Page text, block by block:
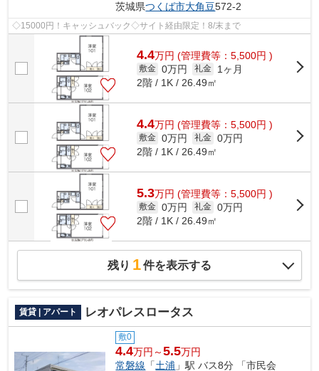
茨城県つくば市大角豆572-2
◇15000円！キャッシュバック◇サイト経由限定！8/末まで
4.4万円 (管理費等：5,500円 )
敷金 0万円 礼金
1ヶ月
2階 / 1K / 26.49㎡
4.4万円 (管理費等：5,500円 )
敷金 0万円 礼金 0万円
2階 / 1K / 26.49㎡
5.3万円 (管理費等：5,500円 )
敷金 0万円 礼金 0万円
2階 / 1K / 26.49㎡
残り 1件を表示する
賃貸 | アパート レオパレスロータス
敷0
4.4万円～5.5万円
常磐線 「土浦 」駅 バス8分 「市民会